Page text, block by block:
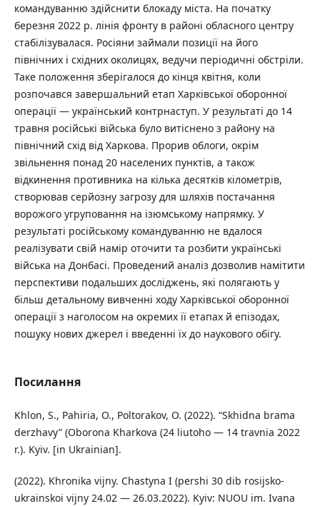
командуванню здійснити блокаду міста. На початку
березня 2022 р. лінія фронту в районі обласного центру
стабілізувалася. Росіяни займали позиції на його
північних і східних околицях, ведучи періодичні обстріли.
Таке положення зберігалося до кінця квітня, коли
розпочався завершальний етап Харківської оборонної
операції — український контрнаступ. У результаті до 14
травня російські війська було витіснено з району на
північний схід від Харкова. Прорив облоги, окрім
звільнення понад 20 населених пунктів, а також
відкинення противника на кілька десятків кілометрів,
створював серйозну загрозу для шляхів постачання
ворожого угруповання на ізюмському напрямку. У
результаті російському командуванню не вдалося
реалізувати свій намір оточити та розбити українські
війська на Донбасі. Проведений аналіз дозволив намітити
перспективи подальших досліджень, які полягають у
більш детальному вивченні ходу Харківської оборонної
операції з наголосом на окремих її етапах й епізодах,
пошуку нових джерел і введенні їх до наукового обігу.
Посилання
Khlon, S., Pahiria, O., Poltorakov, O. (2022). “Skhidna brama
derzhavy” (Oborona Kharkova (24 liutoho — 14 travnia 2022
r.). Kyiv. [in Ukrainian].
(2022). Khronika vijny. Chastyna I (pershi 30 dib rosijsko-
ukrainskoi vijny 24.02 — 26.03.2022). Kyiv: NUOU im. Ivana